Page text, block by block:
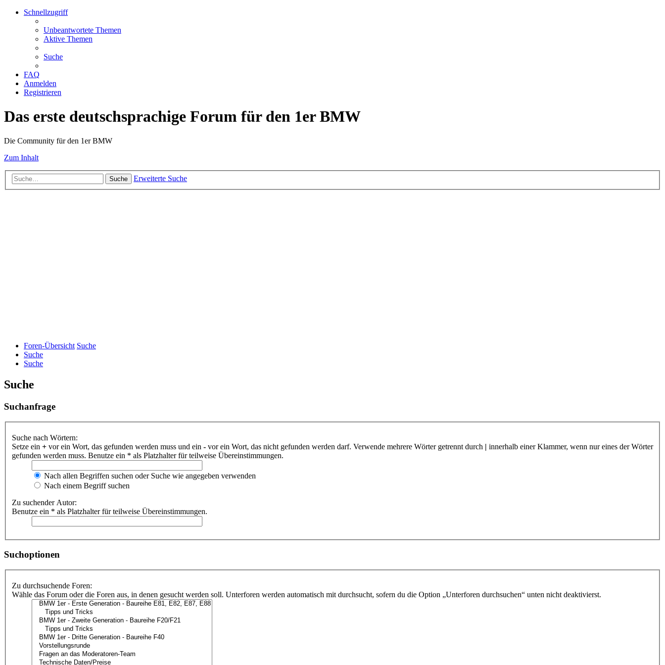
Schnellzugriff
Unbeantwortete Themen
Aktive Themen
Suche
FAQ
Anmelden
Registrieren
Das erste deutschsprachige Forum für den 1er BMW
Die Community für den 1er BMW
Zum Inhalt
Suche Erweiterte Suche
Foren-Übersicht Suche
Suche
Suche
Suche
Suchanfrage
Suche nach Wörtern:
Setze ein + vor ein Wort, das gefunden werden muss und ein - vor ein Wort, das nicht gefunden werden darf. Verwende mehrere Wörter getrennt durch | innerhalb einer Klammer, wenn nur eines der Wörter
gefunden werden muss. Benutze ein * als Platzhalter für teilweise Übereinstimmungen.
Nach allen Begriffen suchen oder Suche wie angegeben verwenden
Nach einem Begriff suchen
Zu suchender Autor:
Benutze ein * als Platzhalter für teilweise Übereinstimmungen.
Suchoptionen
Zu durchsuchende Foren:
Wähle das Forum oder die Foren aus, in denen gesucht werden soll. Unterforen werden automatisch mit durchsucht, sofern du die Option „Unterforen durchsuchen“ unten nicht deaktivierst.